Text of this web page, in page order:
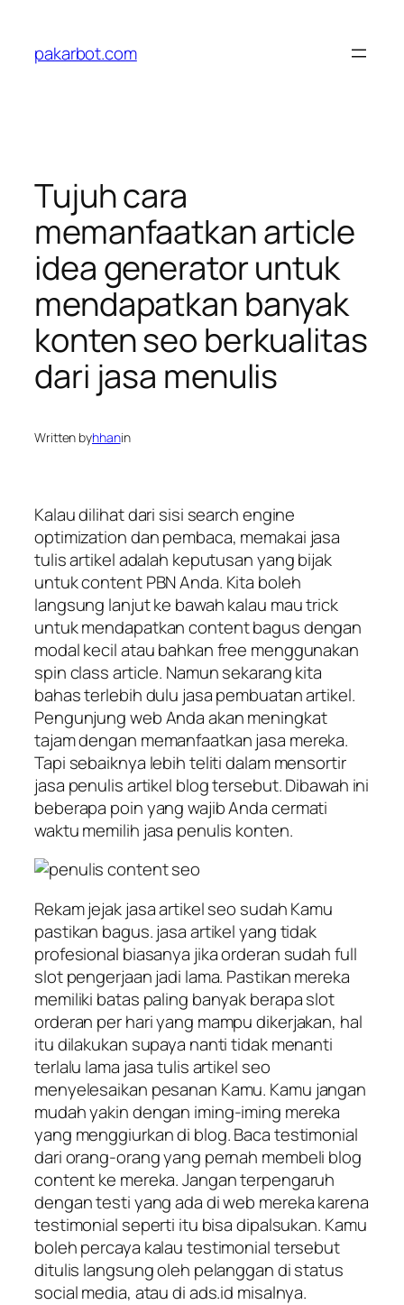
content
pakarbot.com
Tujuh cara
memanfaatkan article
idea generator untuk
mendapatkan banyak
konten seo berkualitas
dari jasa menulis
Written byhhanin
Kalau dilihat dari sisi search engine
optimization dan pembaca, memakai jasa
tulis artikel adalah keputusan yang bijak
untuk content PBN Anda. Kita boleh
langsung lanjut ke bawah kalau mau trick
untuk mendapatkan content bagus dengan
modal kecil atau bahkan free menggunakan
spin class article. Namun sekarang kita
bahas terlebih dulu jasa pembuatan artikel.
Pengunjung web Anda akan meningkat
tajam dengan memanfaatkan jasa mereka.
Tapi sebaiknya lebih teliti dalam mensortir
jasa penulis artikel blog tersebut. Dibawah ini
beberapa poin yang wajib Anda cermati
waktu memilih jasa penulis konten.
Rekam jejak jasa artikel seo sudah Kamu
pastikan bagus. jasa artikel yang tidak
profesional biasanya jika orderan sudah full
slot pengerjaan jadi lama. Pastikan mereka
memiliki batas paling banyak berapa slot
orderan per hari yang mampu dikerjakan, hal
itu dilakukan supaya nanti tidak menanti
terlalu lama jasa tulis artikel seo
menyelesaikan pesanan Kamu. Kamu jangan
mudah yakin dengan iming-iming mereka
yang menggiurkan di blog. Baca testimonial
dari orang-orang yang pernah membeli blog
content ke mereka. Jangan terpengaruh
dengan testi yang ada di web mereka karena
testimonial seperti itu bisa dipalsukan. Kamu
boleh percaya kalau testimonial tersebut
ditulis langsung oleh pelanggan di status
social media, atau di ads.id misalnya.